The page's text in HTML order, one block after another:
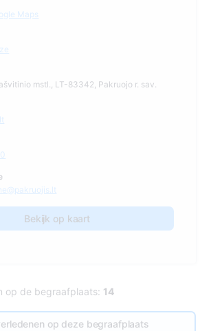
Maps
mstl., LT-83342, Pakruojo r. sav.
Bekijk op kaart
op de begraafplaats: 14
op deze begraafplaats